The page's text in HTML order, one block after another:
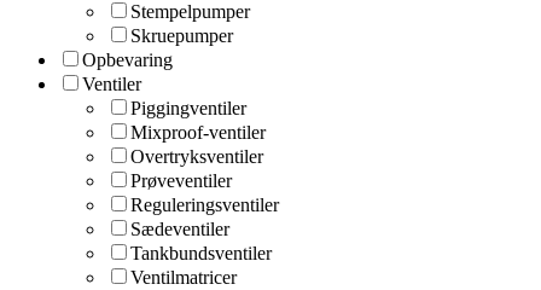
Stempelpumper
Skruepumper
Opbevaring
Ventiler
Piggingventiler
Mixproof-ventiler
Overtryksventiler
Prøveventiler
Reguleringsventiler
Sædeventiler
Tankbundsventiler
Ventilmatricer